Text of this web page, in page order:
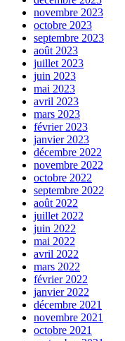
novembre 2023
octobre 2023
septembre 2023
août 2023
juillet 2023
juin 2023
mai 2023
avril 2023
mars 2023
février 2023
janvier 2023
décembre 2022
novembre 2022
octobre 2022
septembre 2022
août 2022
juillet 2022
juin 2022
mai 2022
avril 2022
mars 2022
février 2022
janvier 2022
décembre 2021
novembre 2021
octobre 2021